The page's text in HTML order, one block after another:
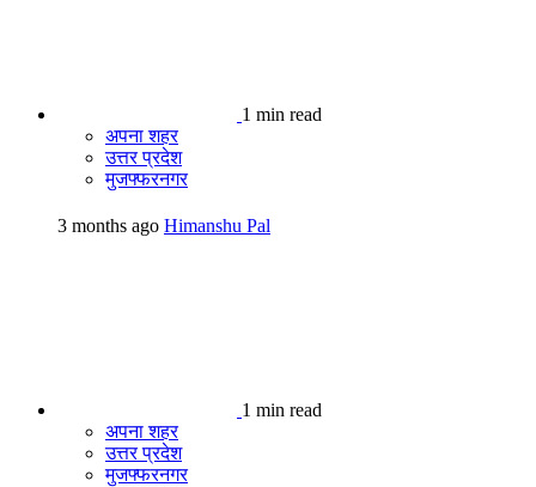
1 min read
अपना शहर
उत्तर प्रदेश
मुजफ्फरनगर
3 months ago Himanshu Pal
1 min read
अपना शहर
उत्तर प्रदेश
मुजफ्फरनगर